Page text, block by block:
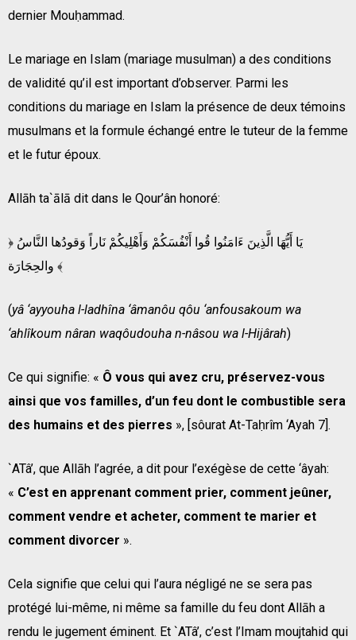
dernier Mouḥammad.
Le mariage en Islam (mariage musulman) a des conditions
de validité qu’il est important d’observer. Parmi les
conditions du mariage en Islam la présence de deux témoins
musulmans et la formule échangé entre le tuteur de la femme
et le futur époux.
Allāh ta`ālā dit dans le Qour’ân honoré:
﴿ يَا أَيُّهَا الَّذِينَ ءَامَنُوا قُوا أَنْفُسَكُمْ وَأَهْلِيكُمْ نَاراً وَقودُها النَّاسُ
والحِجَارَة ﴾
(yâ ‘ayyouha l-ladhîna ‘âmanôu qôu ‘anfousakoum wa
‘ahlîkoum nâran waqôudouha n-nâsou wa l-Hijârah)
Ce qui signifie: « Ô vous qui avez cru, préservez-vous
ainsi que vos familles, d’un feu dont le combustible sera
des humains et des pierres », [sôurat At-Taḥrîm ‘Ayah 7].
`ATâ’, que Allāh l’agrée, a dit pour l’exégèse de cette ‘âyah:
« C’est en apprenant comment prier, comment jeûner,
comment vendre et acheter, comment te marier et
comment divorcer ».
Cela signifie que celui qui l’aura négligé ne se sera pas
protégé lui-même, ni même sa famille du feu dont Allāh a
rendu le jugement éminent. Et `ATâ’, c’est l’Imam moujtahid qui